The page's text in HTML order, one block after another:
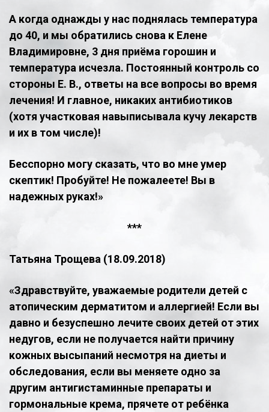
А когда однажды у нас поднялась температура
до 40, и мы обратились снова к Елене
Владимировне, 3 дня приёма горошин и
температура исчезла. Постоянный контроль со
стороны Е. В., ответы на все вопросы во время
лечения! И главное, никаких антибиотиков
(хотя участковая навыписывала кучу лекарств
и их в том числе)!
Бесспорно могу сказать, что во мне умер
скептик! Пробуйте! Не пожалеете! Вы в
надежных руках!»
​***
Татьяна Трощева (18.09.2018)
«Здравствуйте, уважаемые родители детей с
атопическим дерматитом и аллергией! Если вы
давно и безуспешно лечите своих детей от этих
недугов, если не получается найти причину
кожных высыпаний несмотря на диеты и
обследования, если вы меняете одно за
другим антигистаминные препараты и
гормональные крема, прячете от ребёнка